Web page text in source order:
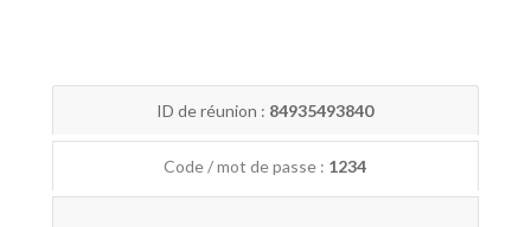
ID de réunion : 84935493840
Code / mot de passe : 1234